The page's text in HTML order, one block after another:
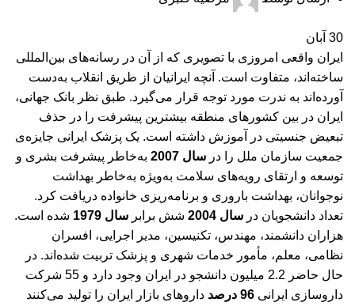
30 آبان
ایران واقعی امروزی با تصویری که از آن در رسانه‌های بین‌المللی
ساخته‌اند، متفاوت است. آنچه ایرانیان از طریق انقلاب به‌دست
آورده‌اند به ندرت مورد توجه قرار می‌گیرد. طبق نظر بانک جهانی،
ایران در بین کشورهای منطقه بیشترین پیشرفت را در حذف
تبعیض جنسیتی در آموزش داشته است. یک پزشک ایرانی جایزه‌ی
جمعیت سازمان ملل را در سال 2007
به‌خاطر پیشرفت بشری و
توسعه و ارتقای رویه‌های سلامت به‌ویژه به‌خاطر بهداشت
نوجوانان، بهداشت باروری و برنامه‌ریزی خانواده دریافت کرد.
تعداد دانشجویان در سال 2004 شش برابر سال 1979
شده است.
هزاران دانشمند، مهندس، تکنیسین، مدیر اجرایی، افسران
نظامی، معلم، مأمور خدمات شهری و پزشک تربیت شده‌اند. در
حال حاضر 2.2 میلیون دانشجو در ایران وجود دارد و 55 شرکت
داروسازی ایرانی 96 درصد
داروهای بازار ایران را تولید می‌کنند